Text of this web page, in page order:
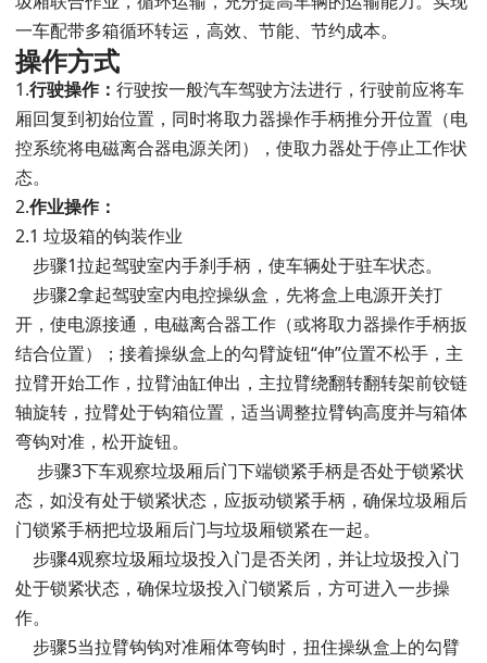
一车配带多箱循环转运，高效、节能、节约成本。
操作方式
1.行驶操作： 行驶按一般汽车驾驶方法进行，行驶前应将车
厢回复到初始位置，同时将取力器操作手柄推分开位置（电
控系统将电磁离合器电源关闭），使取力器处于停止工作状
态。
2.作业操作：
2.1 垃圾箱的钩装作业
步骤1拉起驾驶室内手刹手柄，使车辆处于驻车状态。
步骤2拿起驾驶室内电控操纵盒，先将盒上电源开关打
开，使电源接通，电磁离合器工作（或将取力器操作手柄扳
结合位置）；接着操纵盒上的勾臂旋钮“伸”位置不松手，主
拉臂开始工作，拉臂油缸伸出，主拉臂绕翻转翻转架前铰链
轴旋转，拉臂处于钩箱位置，适当调整拉臂钩高度并与箱体
弯钩对准，松开旋钮。
步骤3下车观察垃圾厢后门下端锁紧手柄是否处于锁紧状
态，如没有处于锁紧状态，应扳动锁紧手柄，确保垃圾厢后
门锁紧手柄把垃圾厢后门与垃圾厢锁紧在一起。
步骤4观察垃圾厢垃圾投入门是否关闭，并让垃圾投入门
处于锁紧状态，确保垃圾投入门锁紧后，方可进入一步操
作。
步骤5当拉臂钩钩对准厢体弯钩时，扭住操纵盒上的勾臂